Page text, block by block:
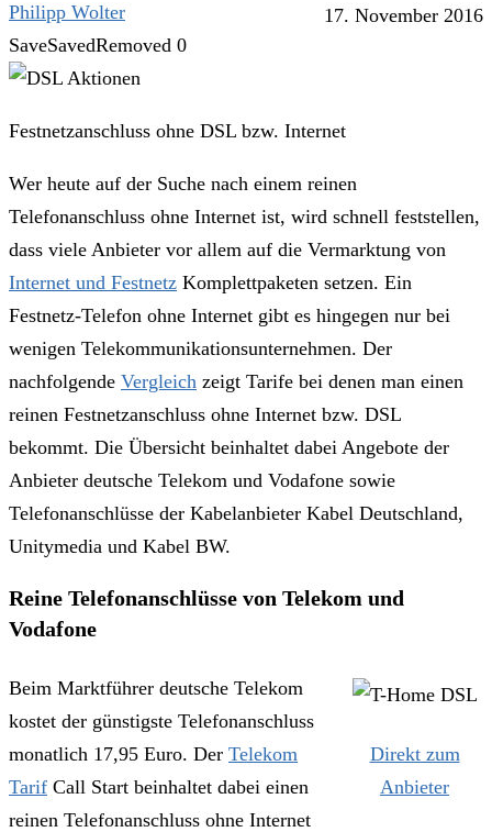
Philipp Wolter
17. November 2016
SaveSavedRemoved 0
Festnetzanschluss ohne DSL bzw. Internet
Wer heute auf der Suche nach einem reinen
Telefonanschluss ohne Internet ist, wird schnell feststellen,
dass viele Anbieter vor allem auf die Vermarktung von
Internet und Festnetz Komplettpaketen setzen. Ein
Festnetz-Telefon ohne Internet gibt es hingegen nur bei
wenigen Telekommunikationsunternehmen. Der
nachfolgende Vergleich zeigt Tarife bei denen man einen
reinen Festnetzanschluss ohne Internet bzw. DSL
bekommt. Die Übersicht beinhaltet dabei Angebote der
Anbieter deutsche Telekom und Vodafone sowie
Telefonanschlüsse der Kabelanbieter Kabel Deutschland,
Unitymedia und Kabel BW.
Reine Telefonanschlüsse von Telekom und
Vodafone
Direkt zum
Anbieter
Beim Marktführer deutsche Telekom
kostet der günstigste Telefonanschluss
monatlich 17,95 Euro. Der Telekom
Tarif Call Start beinhaltet dabei einen
reinen Telefonanschluss ohne Internet